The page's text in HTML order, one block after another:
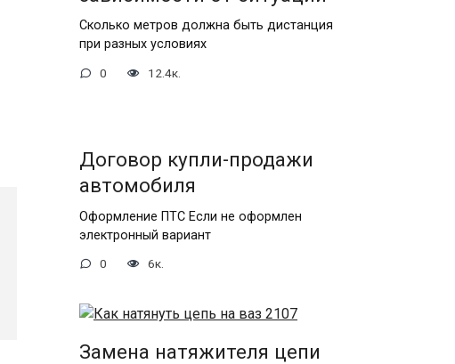
Сколько метров должна быть дистанция
при разных условиях
0 12.4к.
Договор купли-продажи
автомобиля
Оформление ПТС Если не оформлен
электронный вариант
0 6к.
Замена натяжителя цепи